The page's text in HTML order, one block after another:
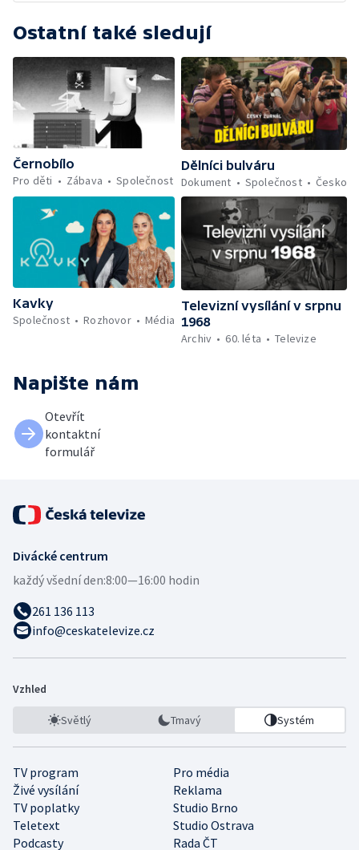
Ostatní také sledují
Černobílo
Pro děti
Zábava Společnost
Dělníci bulváru
Dokument
Společnost Česko
Kavky
Společnost
Rozhovor Média
Televizní vysílání v srpnu
1968
Archiv
60. léta Televize
Napište nám
Otevřít
kontaktní
formulář
Divácké centrum
každý všední den:8:00—16:00 hodin
261 136 113
info@ceskatelevize.cz
Vzhled
Světlý Tmavý Systém
TV program
Pro média
Živé vysílání
Reklama
TV poplatky
Studio Brno
Teletext
Studio Ostrava
Podcasty
Rada ČT